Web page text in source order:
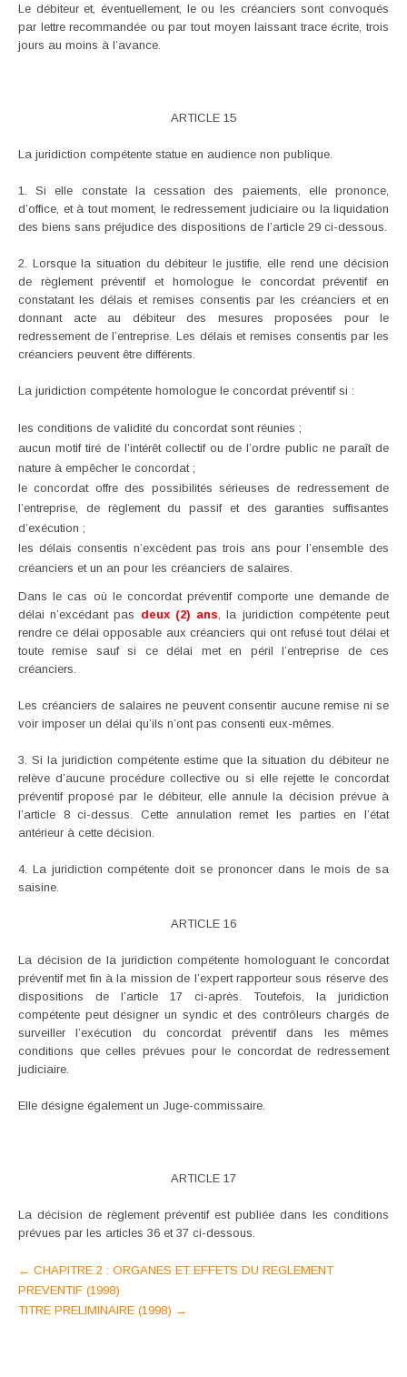
Le débiteur et, éventuellement, le ou les créanciers sont convoqués
par lettre recommandée ou par tout moyen laissant trace écrite, trois
jours au moins à l’avance.
ARTICLE 15
La juridiction compétente statue en audience non publique.
1. Si elle constate la cessation des paiements, elle prononce,
d’office, et à tout moment, le redressement judiciaire ou la liquidation
des biens sans préjudice des dispositions de l’article 29 ci-dessous.
2. Lorsque la situation du débiteur le justifie, elle rend une décision
de règlement préventif et homologue le concordat préventif en
constatant les délais et remises consentis par les créanciers et en
donnant acte au débiteur des mesures proposées pour le
redressement de l’entreprise. Les délais et remises consentis par les
créanciers peuvent être différents.
La juridiction compétente homologue le concordat préventif si :
les conditions de validité du concordat sont réunies ;
aucun motif tiré de l’intérêt collectif ou de l’ordre public ne paraît de
nature à empêcher le concordat ;
le concordat offre des possibilités sérieuses de redressement de
l’entreprise, de règlement du passif et des garanties suffisantes
d’exécution ;
les délais consentis n’excèdent pas trois ans pour l’ensemble des
créanciers et un an pour les créanciers de salaires.
Dans le cas où le concordat préventif comporte une demande de
délai n’excédant pas deux (2) ans , la juridiction compétente peut
rendre ce délai opposable aux créanciers qui ont refusé tout délai et
toute remise sauf si ce délai met en péril l’entreprise de ces
créanciers.
Les créanciers de salaires ne peuvent consentir aucune remise ni se
voir imposer un délai qu’ils n’ont pas consenti eux-mêmes.
3. Si la juridiction compétente estime que la situation du débiteur ne
relève d’aucune procédure collective ou si elle rejette le concordat
préventif proposé par le débiteur, elle annule la décision prévue à
l’article 8 ci-dessus. Cette annulation remet les parties en l’état
antérieur à cette décision.
4. La juridiction compétente doit se prononcer dans le mois de sa
saisine.
ARTICLE 16
La décision de la juridiction compétente homologuant le concordat
préventif met fin à la mission de l’expert rapporteur sous réserve des
dispositions de l’article 17 ci-après. Toutefois, la juridiction
compétente peut désigner un syndic et des contrôleurs chargés de
surveiller l’exécution du concordat préventif dans les mêmes
conditions que celles prévues pour le concordat de redressement
judiciaire.
Elle désigne également un Juge-commissaire.
ARTICLE 17
La décision de règlement préventif est publiée dans les conditions
prévues par les articles 36 et 37 ci-dessous.
Post
navigation
← CHAPITRE 2 : ORGANES ET EFFETS DU REGLEMENT
PREVENTIF (1998)
TITRE PRELIMINAIRE (1998) →